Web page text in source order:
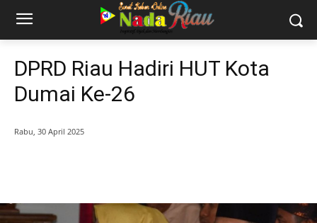
DPRD Riau Hadiri HUT Kota
Dumai Ke-26
Rabu, 30 April 2025